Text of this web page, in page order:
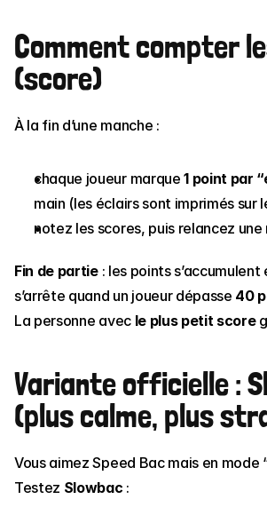
Comment compter
(score)
À la fin d’une manche :
chaque joueur marque 1 point par
main (les éclairs sont imprimés sur
notez les scores, puis relancez
Fin de partie : les points
s’arrête quand un joueur dépasse 40
La personne avec le plus petit score
Variante officielle :
(plus calme, plus
Vous aimez Speed Bac mais en mode
Testez Slowbac :